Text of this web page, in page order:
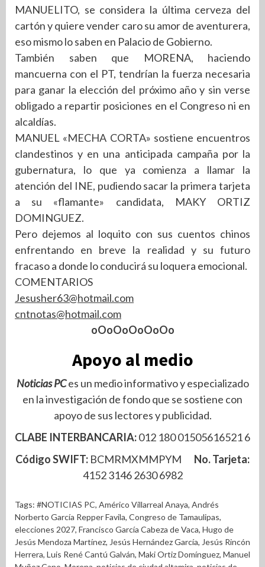
MANUELITO, se considera la última cerveza del
cartón y quiere vender caro su amor de aventurera,
eso mismo lo saben en Palacio de Gobierno.
También saben que MORENA, haciendo
mancuerna con el PT, tendrían la fuerza necesaria
para ganar la elección del próximo año y sin verse
obligado a repartir posiciones en el Congreso ni en
alcaldías.
MANUEL «MECHA CORTA» sostiene encuentros
clandestinos y en una anticipada campaña por la
gubernatura, lo que ya comienza a llamar la
atención del INE, pudiendo sacar la primera tarjeta
a su «flamante» candidata, MAKY ORTIZ
DOMINGUEZ.
Pero dejemos al loquito con sus cuentos chinos
enfrentando en breve la realidad y su futuro
fracaso a donde lo conducirá su loquera emocional.
COMENTARIOS
Jesusher63@hotmail.com
cntnotas@hotmail.com
oOoOoOoOoOo
Apoyo al medio
Noticias PCes un medio informativo y especializado
en la investigación de fondo que se sostiene con
apoyo de sus lectores y publicidad.
CLABE INTERBANCARIA:012 180 01505616521 6
Código SWIFT: BCMRMXMMPYM No. Tarjeta:
4152 3146 2630 6982
Tags: #NOTICIAS PC, Américo Villarreal Anaya, Andrés
Norberto García Repper Favila, Congreso de Tamaulipas,
elecciones 2027, Francisco García Cabeza de Vaca, Hugo de
Jesús Mendoza Martínez, Jesús Hernández García, Jesús Rincón
Herrera, Luis René Cantú Galván, Maki Ortiz Domínguez, Manuel